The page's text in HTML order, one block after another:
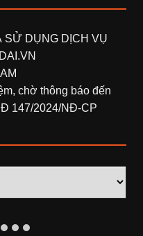
SỬ DỤNG DỊCH VỤ
chờ thông báo đến
147/2024/NĐ-CP